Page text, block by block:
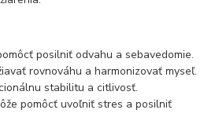
posilniť odvahu a sebavedomie.
rovnováhu a harmonizovať myseľ.
stabilitu a citlivosť.
pomôcť uvoľniť stres a posilniť